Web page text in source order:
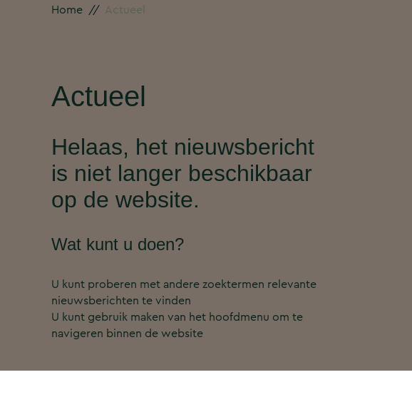
Home // Actueel
Actueel
Helaas, het nieuwsbericht
is niet langer beschikbaar
op de website.
Wat kunt u doen?
U kunt proberen met andere zoektermen relevante
nieuwsberichten te vinden
U kunt gebruik maken van het hoofdmenu om te
navigeren binnen de website